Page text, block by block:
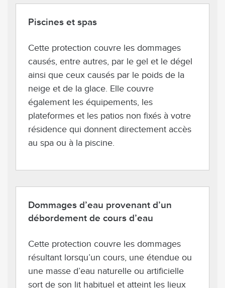
Piscines et spas
Cette protection couvre les dommages
causés, entre autres, par le gel et le dégel
ainsi que ceux causés par le poids de la
neige et de la glace. Elle couvre
également les équipements, les
plateformes et les patios non fixés à votre
résidence qui donnent directement accès
au spa ou à la piscine.
Dommages d’eau provenant d’un
débordement de cours d’eau
Cette protection couvre les dommages
résultant lorsqu’un cours, une étendue ou
une masse d’eau naturelle ou artificielle
sort de son lit habituel et atteint les lieux